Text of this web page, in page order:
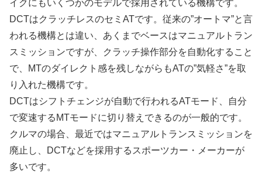
イクにもいくつかのモデルで採用されている機構です。
DCTはクラッチレスのセミATです。従来の”オートマ”と言
われる機構とは違い、あくまでベースはマニュアルトラン
スミッションですが、クラッチ操作部分を自動化すること
で、MTのダイレクト感を残しながらもATの”気軽さ”を取
り入れた機構です。
DCTはシフトチェンジが自動で行われるATモード、自分
で変速するMTモードに切り替えできるのが一般的です。
クルマの場合、最近ではマニュアルトランスミッションを
廃止し、DCTなどを採用するスポーツカー・メーカーが
多いです。